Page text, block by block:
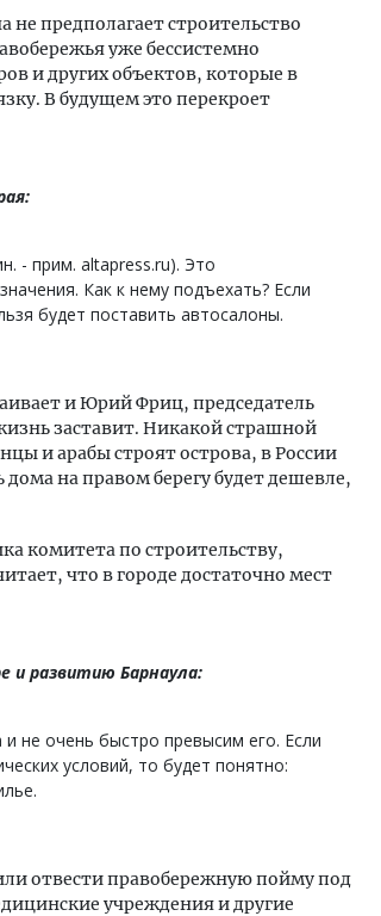
предполагает строительство
уже бессистемно
и других объектов, которые в
В будущем это перекроет
- прим. altapress.ru). Это
Как к нему подъехать? Если
будет поставить автосалоны.
и Юрий Фриц, председатель
заставит. Никакой страшной
и арабы строят острова, в России
на правом берегу будет дешевле,
комитета по строительству,
что в городе достаточно мест
и развитию Барнаула:
не очень быстро превысим его. Если
условий, то будет понятно:
отвести правобережную пойму под
учреждения и другие